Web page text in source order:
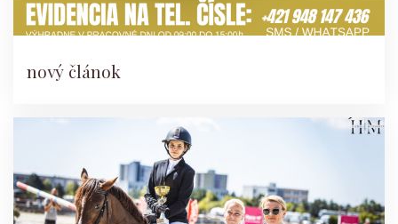
nový článok